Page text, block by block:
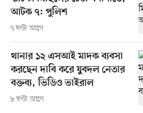
আটক ৭: পুলিশ
৭ ঘণ্টা আগে
থানার ১২ এসআই মাদক ব্যবসা
করছেন দাবি করে যুবদল নেতার
বক্তব্য, ভিডিও ভাইরাল
৮ ঘণ্টা আগে